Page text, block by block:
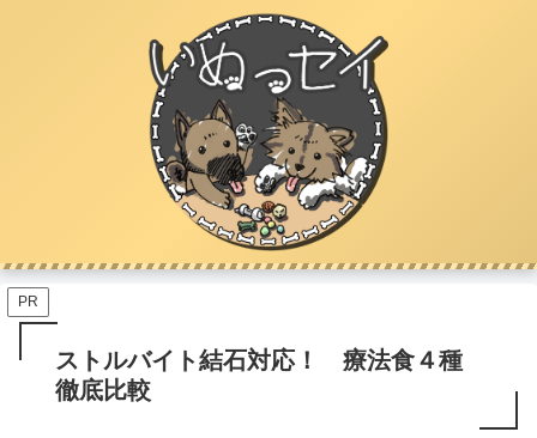
PR
ストルバイト結石対応！ 療法食４種
徹底比較